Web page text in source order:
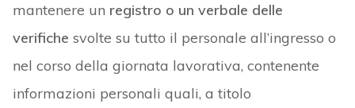
mantenere un registro o un verbale delle
verifiche svolte su tutto il personale all’ingresso o
nel corso della giornata lavorativa, contenente
informazioni personali quali, a titolo